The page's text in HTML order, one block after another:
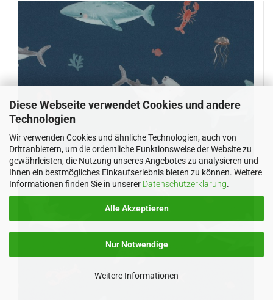
Diese Webseite verwendet Cookies und andere
Technologien
Wir verwenden Cookies und ähnliche Technologien, auch von
Drittanbietern, um die ordentliche Funktionsweise der Website zu
gewährleisten, die Nutzung unseres Angebotes zu analysieren und
Ihnen ein bestmögliches Einkaufserlebnis bieten zu können. Weitere
Informationen finden Sie in unserer Datenschutzerklärung.
Alle Akzeptieren
Nur Notwendige
Weitere Informationen